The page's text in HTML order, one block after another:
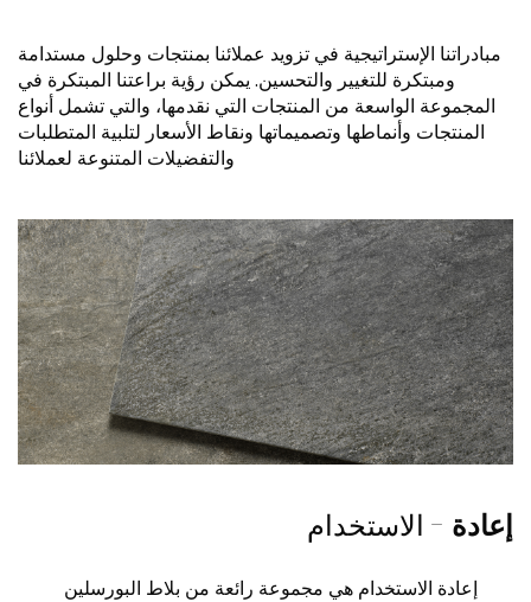
مبادراتنا الإستراتيجية في تزويد عملائنا بمنتجات وحلول مستدامة
ومبتكرة للتغيير والتحسين. يمكن رؤية براعتنا المبتكرة في
المجموعة الواسعة من المنتجات التي نقدمها، والتي تشمل أنواع
المنتجات وأنماطها وتصميماتها ونقاط الأسعار لتلبية المتطلبات
والتفضيلات المتنوعة لعملائنا
إعادة - الاستخدام
إعادة الاستخدام هي مجموعة رائعة من بلاط البورسلين